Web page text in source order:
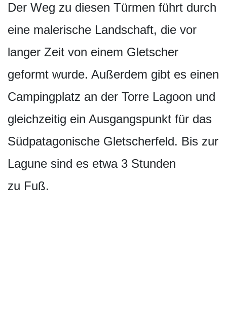
Der Weg zu diesen Türmen führt durch
eine malerische Landschaft, die vor
langer Zeit von einem Gletscher
geformt wurde. Außerdem gibt es einen
Campingplatz an der Torre Lagoon und
gleichzeitig ein Ausgangspunkt für das
Südpatagonische Gletscherfeld. Bis zur
Lagune sind es etwa 3 Stunden
zu Fuß.